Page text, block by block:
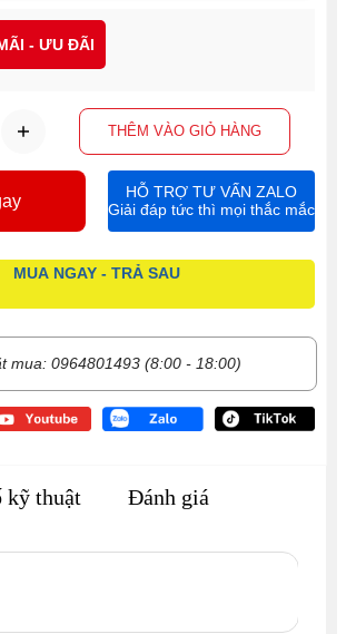
THÊM VÀO GIỎ HÀNG
MUA NGAY - TRẢ SAU
mua: 0964801493 (8:00 - 18:00)
HỖ TRỢ TƯ VẤN ZALO
Giải đáp tức thì mọi thắc mắc
- ƯU ĐÃI
kỹ thuật Đánh giá